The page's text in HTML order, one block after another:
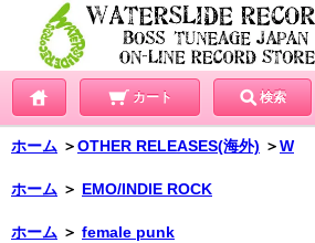
カート 検索
ホーム ＞OTHER RELEASES(海外) ＞W
ホーム ＞ EMO/INDIE ROCK
ホーム ＞ female punk